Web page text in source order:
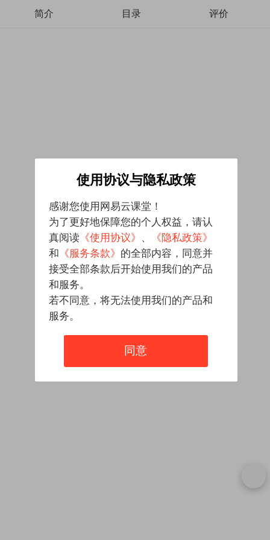
简介 目录 评价
使用协议与隐私政策
感谢您使用网易云课堂！
为了更好地保障您的个人权益，请认
真阅读 《使用协议》 、
《隐私政策》
和 《服务条款》 的全部内容，同意并
接受全部条款后开始使用我们的产品
和服务。
若不同意，将无法使用我们的产品和
服务。
同意